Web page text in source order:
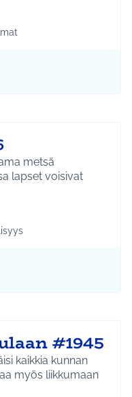
mukaan: Kulttuuri ja
metsä
lapset voisivat
Hyvinvointi ja
#1945
kaikkia kunnan